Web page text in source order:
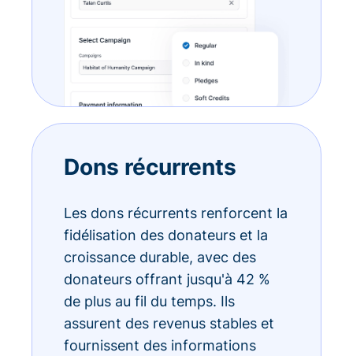
Dons récurrents
Les dons récurrents renforcent la
fidélisation des donateurs et la
croissance durable, avec des
donateurs offrant jusqu'à 42 %
de plus au fil du temps. Ils
assurent des revenus stables et
fournissent des informations